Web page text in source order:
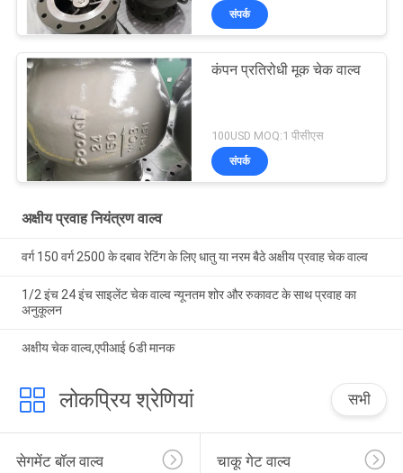
संपर्क
कंपन प्रतिरोधी मूक चेक वाल्व
100USD MOQ:1 पीसीएस
संपर्क
अक्षीय प्रवाह नियंत्रण वाल्व
वर्ग 150 वर्ग 2500 के दबाव रेटिंग के लिए धातु या नरम बैठे अक्षीय प्रवाह चेक वाल्व
1/2 इंच 24 इंच साइलेंट चेक वाल्व न्यूनतम शोर और रुकावट के साथ प्रवाह का
अनुकूलन
अक्षीय चेक वाल्व,एपीआई 6डी मानक
लोकप्रिय श्रेणियां सभी
सेगमेंट बॉल वाल्व चाकू गेट वाल्व